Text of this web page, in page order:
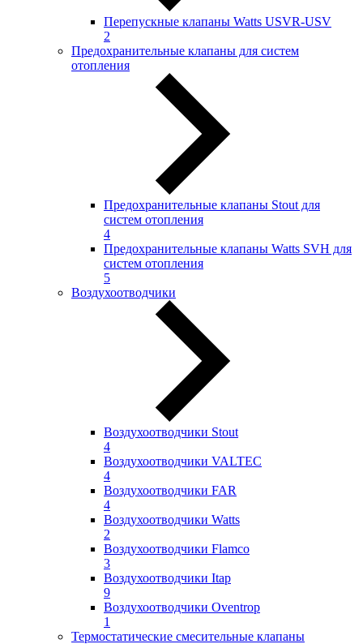
Перепускные клапаны Watts USVR-USV
2
Предохранительные клапаны для систем
отопления
Предохранительные клапаны Stout для
систем отопления
4
Предохранительные клапаны Watts SVH для
систем отопления
5
Воздухоотводчики
Воздухоотводчики Stout
4
Воздухоотводчики VALTEC
4
Воздухоотводчики FAR
4
Воздухоотводчики Watts
2
Воздухоотводчики Flamco
3
Воздухоотводчики Itap
9
Воздухоотводчики Oventrop
1
Термостатические смесительные клапаны